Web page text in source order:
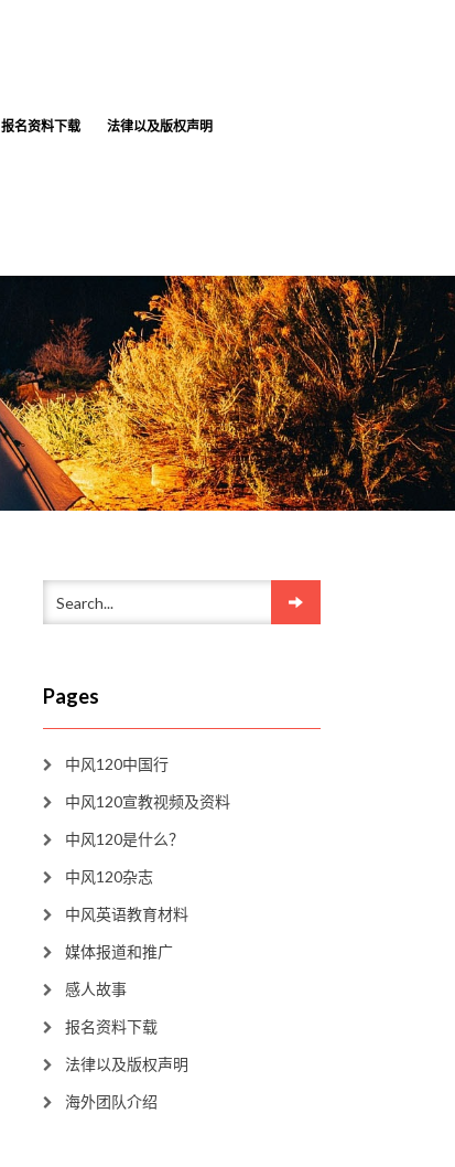
报名资料下载 法律以及版权声明
Pages
中风120中国行
中风120宣教视频及资料
中风120是什么？
中风120杂志
中风英语教育材料
媒体报道和推广
感人故事
报名资料下载
法律以及版权声明
海外团队介绍